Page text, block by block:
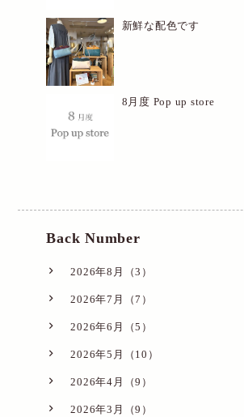
新鮮な配色です
8月度 Pop up store
Back Number
2026年8月（3）
2026年7月（7）
2026年6月（5）
2026年5月（10）
2026年4月（9）
2026年3月（9）